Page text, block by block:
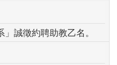
誠徵約聘助教乙名。